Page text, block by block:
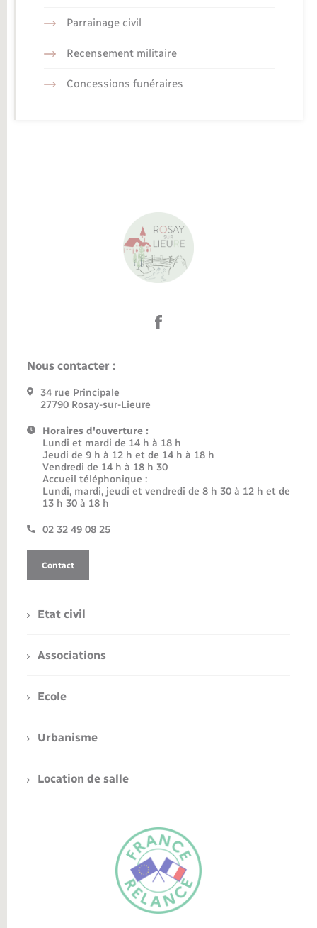
Parrainage civil
Recensement militaire
Concessions funéraires
Nous contacter :
34 rue Principale
27790 Rosay-sur-Lieure
Horaires d'ouverture :
Lundi et mardi de 14 h à 18 h
Jeudi de 9 h à 12 h et de 14 h à 18 h
Vendredi de 14 h à 18 h 30
Accueil téléphonique :
Lundi, mardi, jeudi et vendredi de 8 h 30 à 12 h et de
13 h 30 à 18 h
02 32 49 08 25
Contact
Etat civil
Associations
Ecole
Urbanisme
Location de salle